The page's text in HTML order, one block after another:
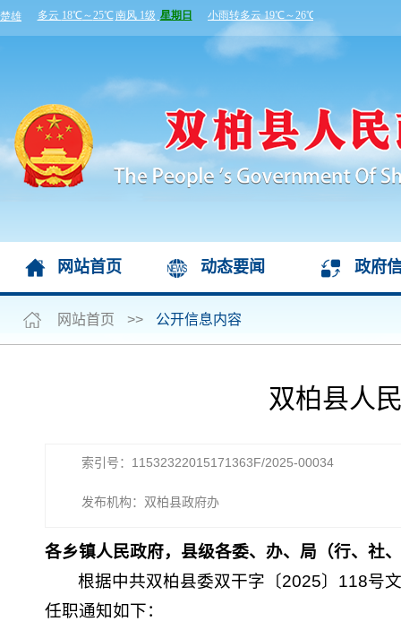
网站首页 动态要闻 政府
网站首页 >> 公开信息内容
双柏县人
索引号：11532322015171363F/2025-00034
发布机构：双柏县政府办
各乡镇人民政府，县级各委、办、局（行、社
根据中共双柏县委双干字〔2025〕118号
任职通知如下：